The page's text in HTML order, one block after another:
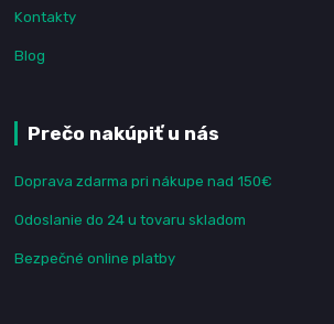
Kontakty
Blog
Prečo nakúpiť u nás
Doprava zdarma pri nákupe nad 150€
Odoslanie do 24 u tovaru skladom
Bezpečné online platby